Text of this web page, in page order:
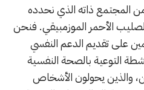
ذاته الذي نحدده
الأحمر الموزمبيقي. فنحن
على تقديم الدعم النفسي
التوعية بالصحة النفسية
والذين يحولون الأشخاص